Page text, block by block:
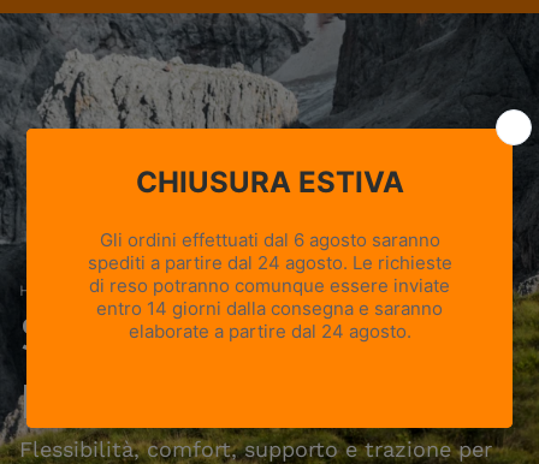
Home Scarponi e Scarpe da Hiking Uomo
Scarponi e Scarpe da
Hiking Uomo
Flessibilità, comfort, supporto e trazione per